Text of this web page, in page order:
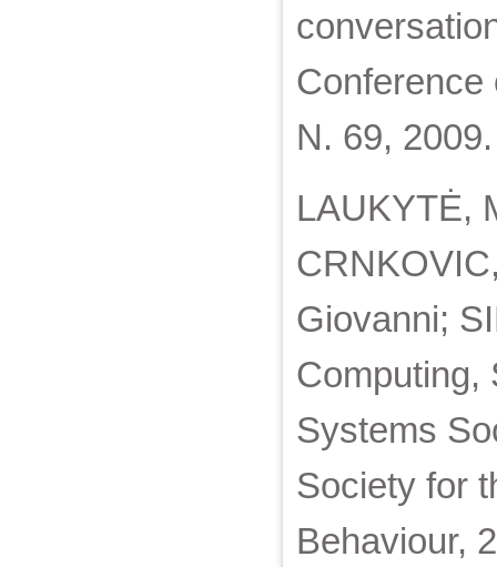
Conference
N. 69, 2009.
LAUKYTĖ,
Giovanni;
Computing,
Systems
Society for
Behaviour,